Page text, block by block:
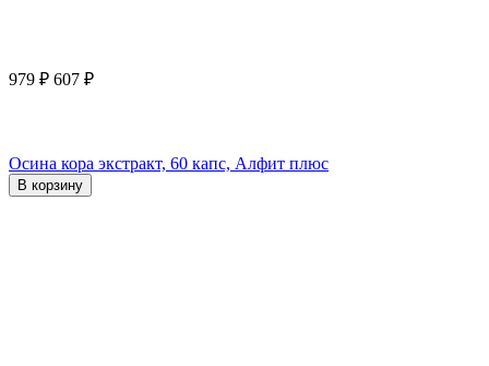
979 ₽ 607 ₽
Осина кора экстракт, 60 капс, Алфит плюс
В корзину